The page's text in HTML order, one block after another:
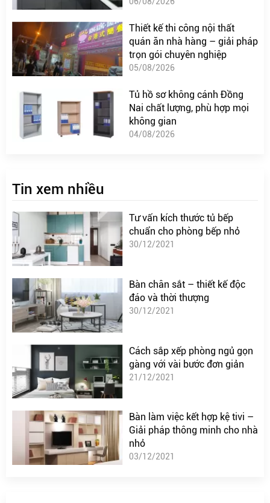
Thiết kế thi công nội thất
quán ăn nhà hàng – giải pháp
trọn gói chuyên nghiệp
05/08/2026
Tủ hồ sơ không cánh Đồng
Nai chất lượng, phù hợp mọi
không gian
04/08/2026
Tin xem nhiều
Tư vấn kích thước tủ bếp
chuẩn cho phòng bếp nhỏ
30/12/2021
Bàn chân sắt – thiết kế độc
đáo và thời thượng
30/12/2021
Cách sắp xếp phòng ngủ gọn
gàng với vài bước đơn giản
21/12/2021
Bàn làm việc kết hợp kệ tivi –
Giải pháp thông minh cho nhà
nhỏ
03/12/2021